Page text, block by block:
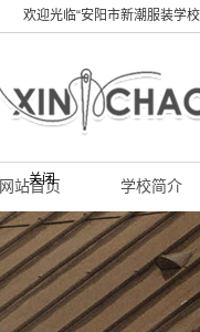
欢迎光临“安阳市新潮服装学校
网站首页 学校简介
关闭